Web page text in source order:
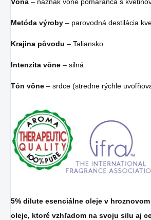
Metóda výroby – parovodná destilácia
Krajina pôvodu – Taliansko
Intenzita vône – silná
Tón vône – srdce (stredne rýchle
5% dilute esenciálne oleje v
oleje, ktoré vzhľadom na svoju silu aj